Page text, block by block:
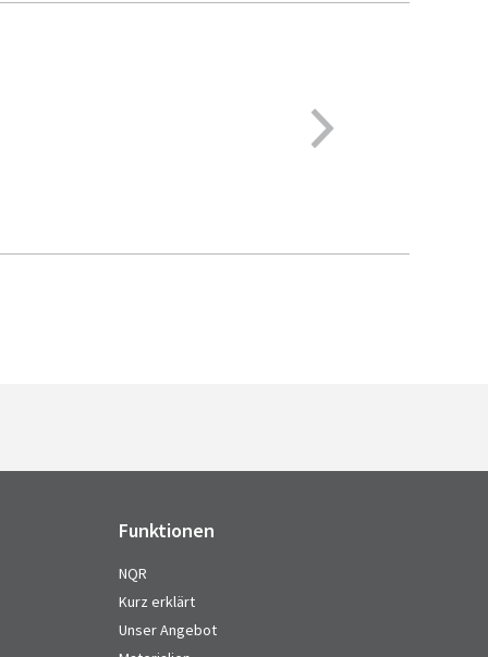
Funktionen
NQR
Kurz erklärt
Unser Angebot